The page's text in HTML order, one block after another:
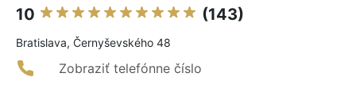
10 (143)
Bratislava, Černyševského 48
Zobraziť telefónne číslo